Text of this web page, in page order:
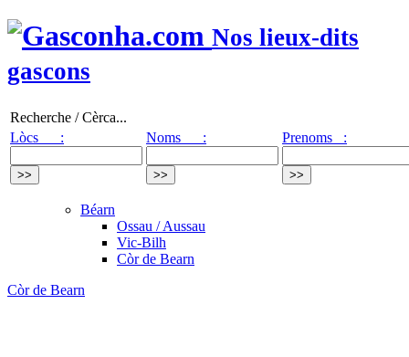
Nos lieux-dits
gascons
Recherche / Cèrca...
Lòcs :
Noms : Prenoms :
Béarn
Ossau / Aussau
Vic-Bilh
Còr de Bearn
Còr de Bearn